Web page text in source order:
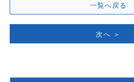
一覧へ戻る
次へ ＞